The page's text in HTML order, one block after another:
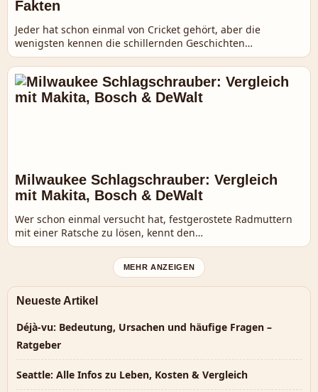
Fakten
Jeder hat schon einmal von Cricket gehört, aber die
wenigsten kennen die schillernden Geschichten…
Milwaukee Schlagschrauber: Vergleich
mit Makita, Bosch & DeWalt
Wer schon einmal versucht hat, festgerostete Radmuttern
mit einer Ratsche zu lösen, kennt den…
MEHR ANZEIGEN
Neueste Artikel
Déjà-vu: Bedeutung, Ursachen und häufige Fragen –
Ratgeber
Seattle: Alle Infos zu Leben, Kosten & Vergleich